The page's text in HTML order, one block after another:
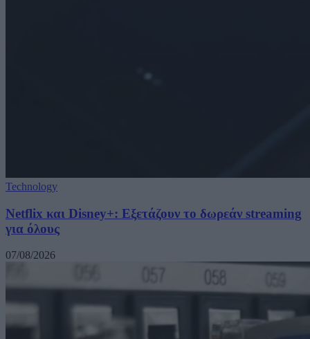
Technology
Netflix και Disney+: Εξετάζουν το δωρεάν streaming
για όλους
07/08/2026